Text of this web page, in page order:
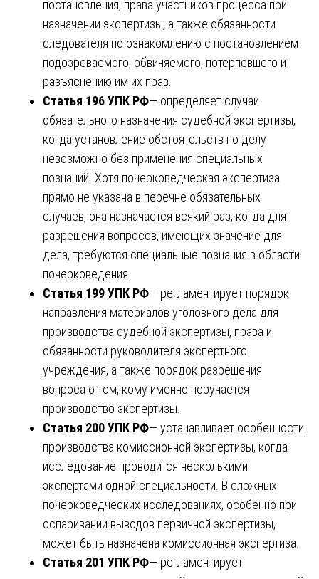
постановления, права участников процесса при
назначении экспертизы, а также обязанности
следователя по ознакомлению с постановлением
подозреваемого, обвиняемого, потерпевшего и
разъяснению им их прав.
Статья 196 УПК РФ— определяет случаи
обязательного назначения судебной экспертизы,
когда установление обстоятельств по делу
невозможно без применения специальных
познаний. Хотя почерковедческая экспертиза
прямо не указана в перечне обязательных
случаев, она назначается всякий раз, когда для
разрешения вопросов, имеющих значение для
дела, требуются специальные познания в области
почерковедения.
Статья 199 УПК РФ— регламентирует порядок
направления материалов уголовного дела для
производства судебной экспертизы, права и
обязанности руководителя экспертного
учреждения, а также порядок разрешения
вопроса о том, кому именно поручается
производство экспертизы.
Статья 200 УПК РФ— устанавливает особенности
производства комиссионной экспертизы, когда
исследование проводится несколькими
экспертами одной специальности. В сложных
почерковедческих исследованиях, особенно при
оспаривании выводов первичной экспертизы,
может быть назначена комиссионная экспертиза.
Статья 201 УПК РФ— регламентирует